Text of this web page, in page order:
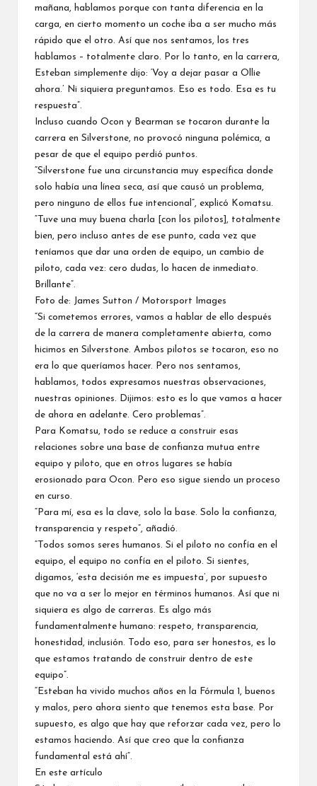
mañana, hablamos porque con tanta diferencia en la
carga, en cierto momento un coche iba a ser mucho más
rápido que el otro. Así que nos sentamos, los tres
hablamos – totalmente claro. Por lo tanto, en la carrera,
Esteban simplemente dijo: ‘Voy a dejar pasar a Ollie
ahora.’ Ni siquiera preguntamos. Eso es todo. Esa es tu
respuesta”.
Incluso cuando Ocon y Bearman se tocaron durante la
carrera en Silverstone, no provocó ninguna polémica, a
pesar de que el equipo perdió puntos.
“Silverstone fue una circunstancia muy específica donde
solo había una línea seca, así que causó un problema,
pero ninguno de ellos fue intencional”, explicó Komatsu.
“Tuve una muy buena charla [con los pilotos], totalmente
bien, pero incluso antes de ese punto, cada vez que
teníamos que dar una orden de equipo, un cambio de
piloto, cada vez: cero dudas, lo hacen de inmediato.
Brillante”.
Foto de: James Sutton / Motorsport Images
“Si cometemos errores, vamos a hablar de ello después
de la carrera de manera completamente abierta, como
hicimos en Silverstone. Ambos pilotos se tocaron, eso no
era lo que queríamos hacer. Pero nos sentamos,
hablamos, todos expresamos nuestras observaciones,
nuestras opiniones. Dijimos: esto es lo que vamos a hacer
de ahora en adelante. Cero problemas”.
Para Komatsu, todo se reduce a construir esas
relaciones sobre una base de confianza mutua entre
equipo y piloto, que en otros lugares se había
erosionado para Ocon. Pero eso sigue siendo un proceso
en curso.
“Para mí, esa es la clave, solo la base. Solo la confianza,
transparencia y respeto”, añadió.
“Todos somos seres humanos. Si el piloto no confía en el
equipo, el equipo no confía en el piloto. Si sientes,
digamos, ‘esta decisión me es impuesta’, por supuesto
que no va a ser lo mejor en términos humanos. Así que ni
siquiera es algo de carreras. Es algo más
fundamentalmente humano: respeto, transparencia,
honestidad, inclusión. Todo eso, para ser honestos, es lo
que estamos tratando de construir dentro de este
equipo”.
“Esteban ha vivido muchos años en la Fórmula 1, buenos
y malos, pero ahora siento que tenemos esta base. Por
supuesto, es algo que hay que reforzar cada vez, pero lo
estamos haciendo. Así que creo que la confianza
fundamental está ahí”.
En este artículo